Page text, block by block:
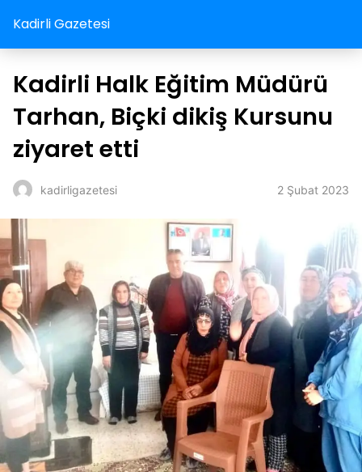
Kadirli Gazetesi
Kadirli Halk Eğitim Müdürü
Tarhan, Biçki dikiş Kursunu
ziyaret etti
kadirligazetesi 2 Şubat 2023